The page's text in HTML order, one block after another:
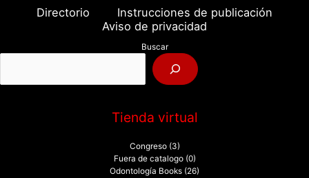
o
:
Directorio
Instrucciones de publicación
Aviso de privacidad
Buscar
Tienda virtual
Congreso (3)
Fuera de catalogo (0)
Odontología Books (26)